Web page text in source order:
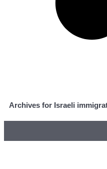
Archives for Israeli